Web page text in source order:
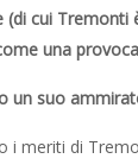
(di cui
una
un suo
i meriti di